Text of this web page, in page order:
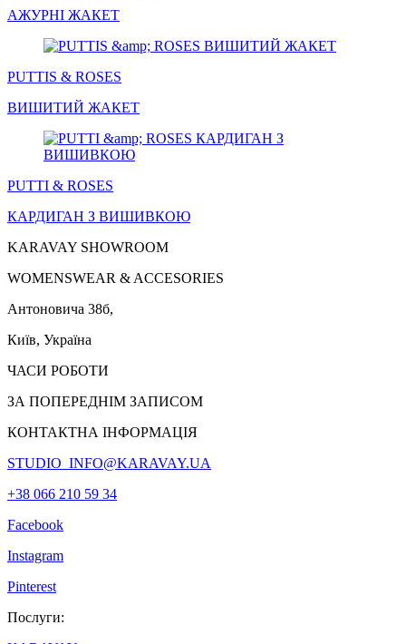
АЖУРНІ ЖАКЕТ
PUTTIS & ROSES
ВИШИТИЙ ЖАКЕТ
PUTTI & ROSES
КАРДИГАН З ВИШИВКОЮ
KARAVAY SHOWROOM
WOMENSWEAR & ACCESORIES
Антоновича 38б,
Київ, Україна
ЧАСИ РОБОТИ
ЗА ПОПЕРЕДНІМ ЗАПИСОМ
КОНТАКТНА ІНФОРМАЦІЯ
STUDIO_INFO@KARAVAY.UA
+38 066 210 59 34
Facebook
Instagram
Pinterest
Послуги: